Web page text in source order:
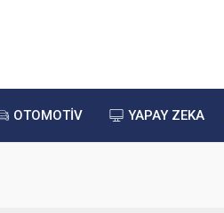
OTOMOTİV YAPAY ZEKA